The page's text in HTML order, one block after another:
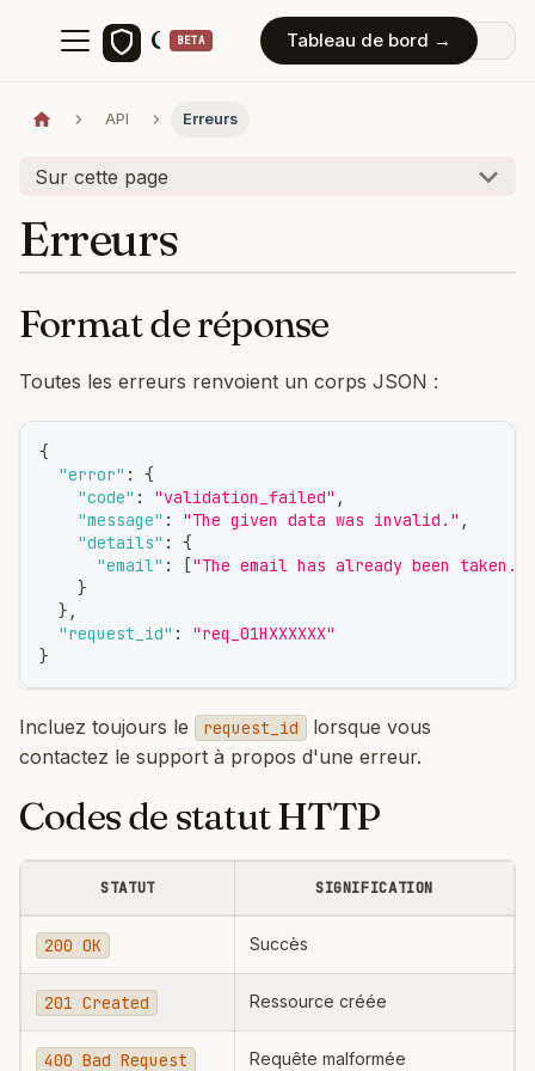
ConsentForge Tableau de bord →
API Erreurs
Sur cette page
Erreurs
Format de réponse
Toutes les erreurs renvoient un corps JSON :
{
"error" :
{
"code" : "validation_failed" ,
"message" : "The given data was invalid." ,
"details" :
{
"email" : ["The email has already been taken."
}
} ,
"request_id" :
"req_01HXXXXXX"
}
Incluez toujours le request_id
lorsque vous
contactez le support à propos d'une erreur.
Codes de statut HTTP
STATUT SIGNIFICATION
200 OK Succès
201 Created Ressource créée
400 Bad Request Requête malformée